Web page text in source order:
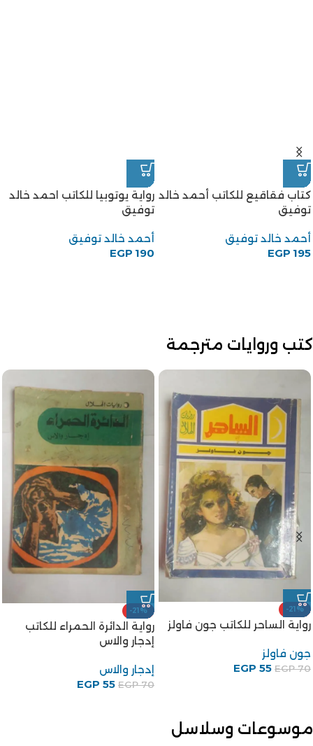
كتاب فقاقيع للكاتب أحمد خالد
توفيق
أحمد خالد توفيق
EGP 195
رواية يوتوبيا للكاتب احمد خالد
توفيق
أحمد خالد توفيق
EGP 190
كتب وروايات مترجمة
-21%
رواية الساحر للكاتب جون فاولز
جون فاولز
EGP70
EGP 55
-21%
رواية الدائرة الحمراء للكاتب
إدجار والاس
إدجار والاس
EGP70
EGP 55
موسوعات وسلاسل